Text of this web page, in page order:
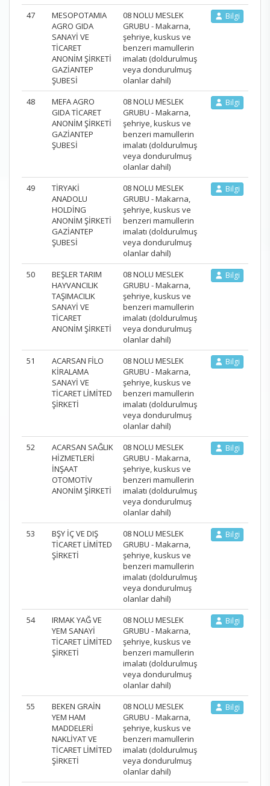
47
MESOPOTAMIA
AGRO GIDA
SANAYİ VE
TİCARET
ANONİM ŞİRKETİ
GAZİANTEP
ŞUBESİ
08 NOLU MESLEK
GRUBU - Makarna,
şehriye, kuskus ve
benzeri mamullerin
imalatı (doldurulmuş
veya dondurulmuş
olanlar dahil)
Bilgi
48
MEFA AGRO
GIDA TİCARET
ANONİM ŞİRKETİ
GAZİANTEP
ŞUBESİ
08 NOLU MESLEK
GRUBU - Makarna,
şehriye, kuskus ve
benzeri mamullerin
imalatı (doldurulmuş
veya dondurulmuş
olanlar dahil)
Bilgi
49
TİRYAKİ
ANADOLU
HOLDİNG
ANONİM ŞİRKETİ
GAZİANTEP
ŞUBESİ
08 NOLU MESLEK
GRUBU - Makarna,
şehriye, kuskus ve
benzeri mamullerin
imalatı (doldurulmuş
veya dondurulmuş
olanlar dahil)
Bilgi
50
BEŞLER TARIM
HAYVANCILIK
TAŞIMACILIK
SANAYİ VE
TİCARET
ANONİM ŞİRKETİ
08 NOLU MESLEK
GRUBU - Makarna,
şehriye, kuskus ve
benzeri mamullerin
imalatı (doldurulmuş
veya dondurulmuş
olanlar dahil)
Bilgi
51
ACARSAN FİLO
KİRALAMA
SANAYİ VE
TİCARET LİMİTED
ŞİRKETİ
08 NOLU MESLEK
GRUBU - Makarna,
şehriye, kuskus ve
benzeri mamullerin
imalatı (doldurulmuş
veya dondurulmuş
olanlar dahil)
Bilgi
52
ACARSAN SAĞLIK
HİZMETLERİ
İNŞAAT
OTOMOTİV
ANONİM ŞİRKETİ
08 NOLU MESLEK
GRUBU - Makarna,
şehriye, kuskus ve
benzeri mamullerin
imalatı (doldurulmuş
veya dondurulmuş
olanlar dahil)
Bilgi
53
BŞY İÇ VE DIŞ
TİCARET LİMİTED
ŞİRKETİ
08 NOLU MESLEK
GRUBU - Makarna,
şehriye, kuskus ve
benzeri mamullerin
imalatı (doldurulmuş
veya dondurulmuş
olanlar dahil)
Bilgi
54
IRMAK YAĞ VE
YEM SANAYİ
TİCARET LİMİTED
ŞİRKETİ
08 NOLU MESLEK
GRUBU - Makarna,
şehriye, kuskus ve
benzeri mamullerin
imalatı (doldurulmuş
veya dondurulmuş
olanlar dahil)
Bilgi
55
BEKEN GRAİN
YEM HAM
MADDELERİ
NAKLİYAT VE
TİCARET LİMİTED
ŞİRKETİ
08 NOLU MESLEK
GRUBU - Makarna,
şehriye, kuskus ve
benzeri mamullerin
imalatı (doldurulmuş
veya dondurulmuş
olanlar dahil)
Bilgi